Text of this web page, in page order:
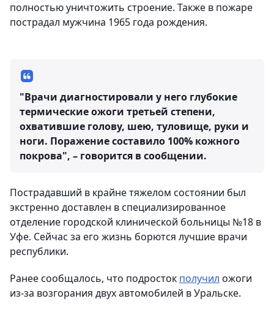
полностью уничтожить строение. Также в пожаре
пострадал мужчина 1965 года рождения.
"Врачи диагностировали у него глубокие
термические ожоги третьей степени,
охватившие голову, шею, туловище, руки и
ноги. Поражение составило 100% кожного
покрова", – говорится в сообщении.
Пострадавший в крайне тяжелом состоянии был
экстренно доставлен в специализированное
отделение городской клинической больницы №18 в
Уфе. Сейчас за его жизнь борются лучшие врачи
республики.
Ранее сообщалось, что подросток получил ожоги
из-за возгорания двух автомобилей в Уральске.